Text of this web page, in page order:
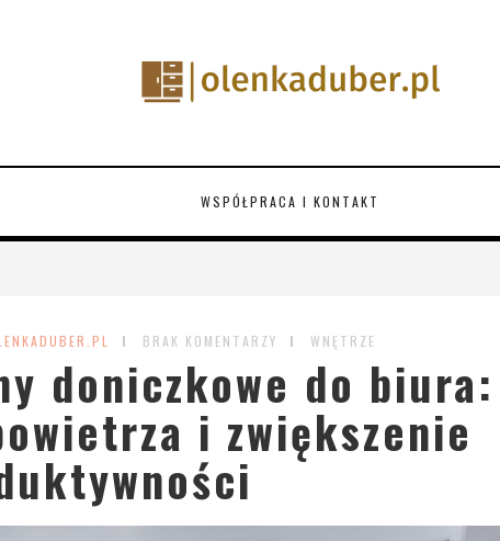
WSPÓŁPRACA I KONTAKT
BRAK KOMENTARZY WNĘTRZE
doniczkowe do biura:
i zwiększenie